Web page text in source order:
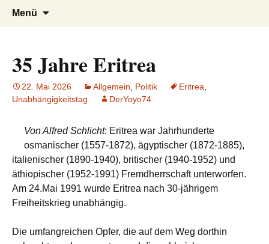
AFRICA live
Seit 1998: Aktuelles aus und mit Bezug
zu Afrika
Menü
35 Jahre Eritrea
22. Mai 2026 Allgemein Politik Eritrea
Unabhängigkeitstag
DerYoyo74
Von Alfred Schlicht: Eritrea war Jahrhunderte
osmanischer (1557-1872), ägyptischer (1872-1885),
italienischer (1890-1940), britischer (1940-1952) und
äthiopischer (1952-1991) Fremdherrschaft unterworfen.
Am 24.Mai 1991 wurde Eritrea nach 30-jährigem
Freiheitskrieg unabhängig.
Die umfangreichen Opfer, die auf dem Weg dorthin